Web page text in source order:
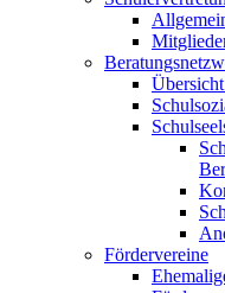
Fördervereine